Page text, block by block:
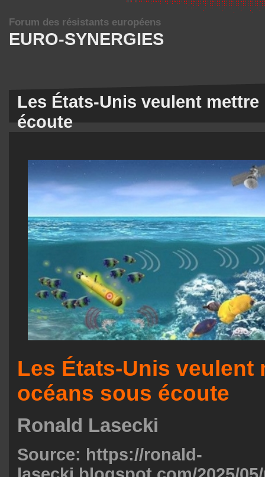
EURO-SYNERGIES
Forum des résistants européens
Les États-Unis veulent
écoute
Les États-Unis veulent
océans sous écoute
Ronald Lasecki
Source: https://ronald-